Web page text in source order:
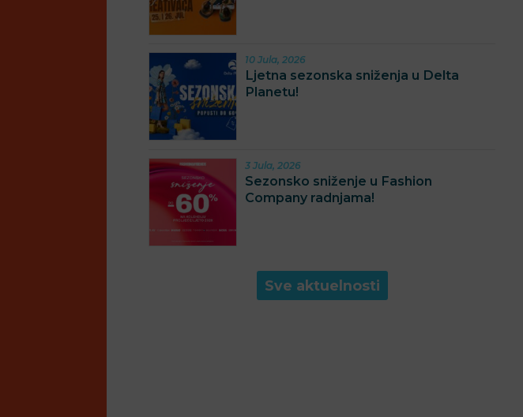
10 Jula, 2026
Ljetna sezonska sniženja u Delta
Planetu!
3 Jula, 2026
Sezonsko sniženje u Fashion
Company radnjama!
Sve aktuelnosti